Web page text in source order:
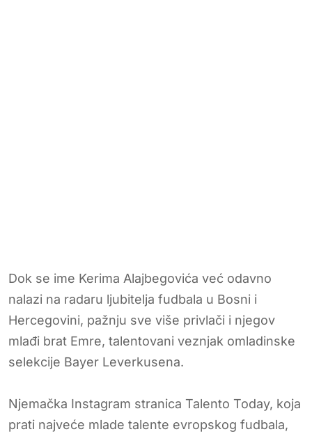
Dok se ime Kerima Alajbegovića već odavno
nalazi na radaru ljubitelja fudbala u Bosni i
Hercegovini, pažnju sve više privlači i njegov
mlađi brat Emre, talentovani veznjak omladinske
selekcije Bayer Leverkusena.
Njemačka Instagram stranica Talento Today, koja
prati najveće mlade talente evropskog fudbala,